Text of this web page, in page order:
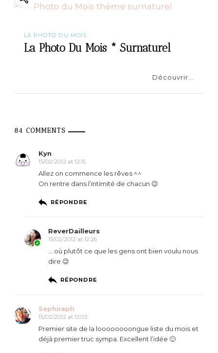
LA PHOTO DU MOIS
La Photo Du Mois * Surnaturel
Découvrir...
84 COMMENTS
Kyn
15/02/2012 at 12:15
Allez on commence les rêves ^^
On rentre dans l’intimité de chacun 😉
RÉPONDRE
ReverDailleurs
15/02/2012 at 12:26
… où plutôt ce que les gens ont bien voulu nous
dire 😉
RÉPONDRE
Sephiraph
15/02/2012 at 12:03
Premier site de la loooooooongue liste du mois et
déjà premier truc sympa. Excellent l’idée 🙂